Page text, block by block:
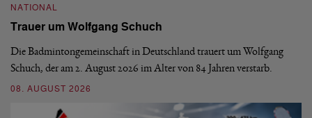
NATIONAL
Trauer um Wolfgang Schuch
Die Badmintongemeinschaft in Deutschland trauert um Wolfgang
Schuch, der am 2. August 2026 im Alter von 84 Jahren verstarb.
08. AUGUST 2026